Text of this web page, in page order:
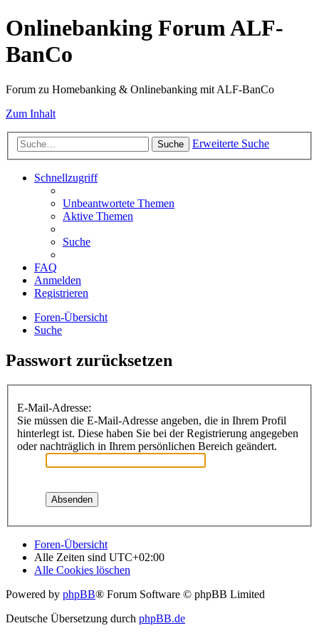
Onlinebanking Forum ALF-
BanCo
Forum zu Homebanking & Onlinebanking mit ALF-BanCo
Zum Inhalt
Suche Erweiterte Suche
Schnellzugriff
Unbeantwortete Themen
Aktive Themen
Suche
FAQ
Anmelden
Registrieren
Foren-Übersicht
Suche
Passwort zurücksetzen
E-Mail-Adresse:
Sie müssen die E-Mail-Adresse angeben, die in Ihrem Profil
hinterlegt ist. Diese haben Sie bei der Registrierung angegeben
oder nachträglich in Ihrem persönlichen Bereich geändert.
Foren-Übersicht
Alle Zeiten sind UTC+02:00
Alle Cookies löschen
Powered by phpBB® Forum Software © phpBB Limited
Deutsche Übersetzung durch phpBB.de